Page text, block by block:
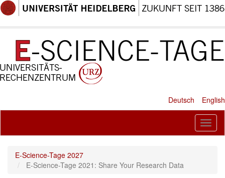
Direkt
zum
Deutsch English
E-Science-Tage 2027
E-Science-Tage 2021: Share Your Research Data